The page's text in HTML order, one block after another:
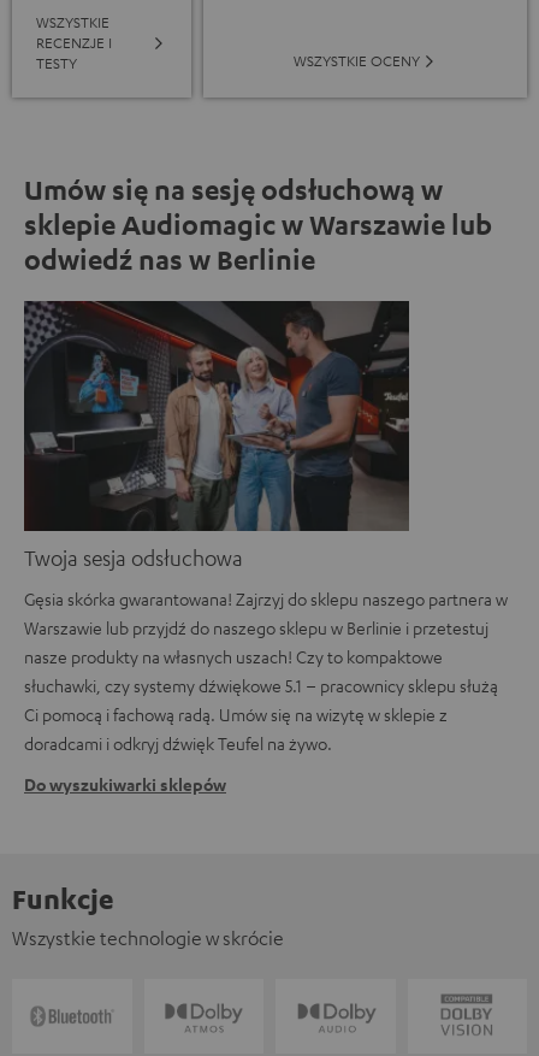
WSZYSTKIE
RECENZJE I
TESTY
WSZYSTKIE OCENY
Umów się na sesję odsłuchową w
sklepie Audiomagic w Warszawie lub
odwiedź nas w Berlinie
Twoja sesja odsłuchowa
Gęsia skórka gwarantowana! Zajrzyj do sklepu naszego partnera w
Warszawie lub przyjdź do naszego sklepu w Berlinie i przetestuj
nasze produkty na własnych uszach! Czy to kompaktowe
słuchawki, czy systemy dźwiękowe 5.1 – pracownicy sklepu służą
Ci pomocą i fachową radą. Umów się na wizytę w sklepie z
doradcami i odkryj dźwięk Teufel na żywo.
Do wyszukiwarki sklepów
Funkcje
Wszystkie technologie w skrócie